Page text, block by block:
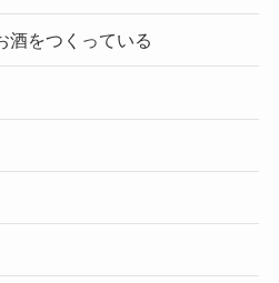
酒をつくっている